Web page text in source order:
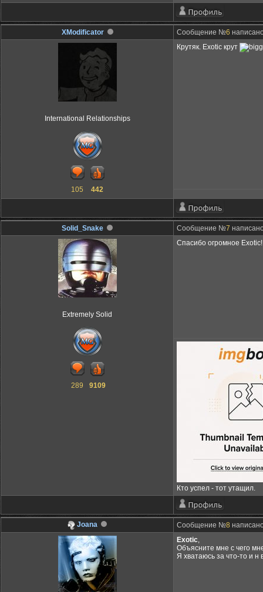
XModificator Сообщение №6
International Relationships
105 442
Крутяк. Exotic крут
Solid_Snake Сообщение №7
Extremely Solid
289 9109
Спасибо огромное
Кто успел - тот утащил.
Joana Сообщение №8
Exotic,
Объясните мне с чего
Я хватаюсь за что-то и н